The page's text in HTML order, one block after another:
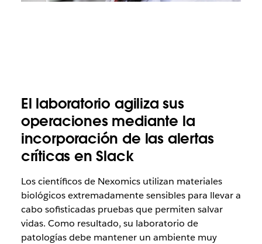
El laboratorio agiliza sus
operaciones mediante la
incorporación de las alertas
críticas en Slack
Los científicos de Nexomics utilizan materiales
biológicos extremadamente sensibles para llevar a
cabo sofisticadas pruebas que permiten salvar
vidas. Como resultado, su laboratorio de
patologías debe mantener un ambiente muy